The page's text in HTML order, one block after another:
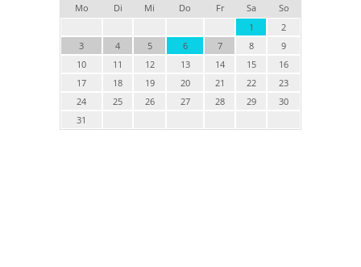
Mo Di Mi Do Fr Sa
So
1
2
3
4 5 6 7 8
9
10
11 12 13 14 15
16
17
18 19 20 21 22
23
24
25 26 27 28 29
30
31